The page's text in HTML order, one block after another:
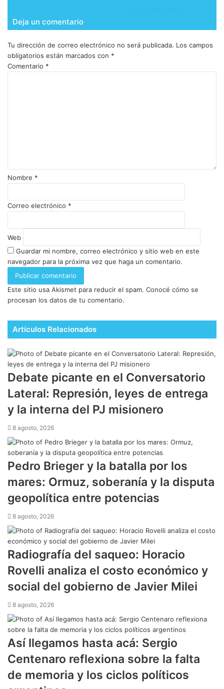
Deja un comentario
Tu dirección de correo electrónico no será publicada. Los campos
obligatorios están marcados con *
Comentario *
Nombre *
Correo electrónico *
Web
Guardar mi nombre, correo electrónico y sitio web en este
navegador para la próxima vez que haga un comentario.
Este sitio usa Akismet para reducir el spam. Conocé cómo se
procesan los datos de tu comentario.
Artículos Relacionados
Debate picante en el Conversatorio
Lateral: Represión, leyes de entrega
y la interna del PJ misionero
8 agosto, 2026
Pedro Brieger y la batalla por los
mares: Ormuz, soberanía y la disputa
geopolítica entre potencias
8 agosto, 2026
Radiografía del saqueo: Horacio
Rovelli analiza el costo económico y
social del gobierno de Javier Milei
8 agosto, 2026
Así llegamos hasta acá: Sergio
Centenaro reflexiona sobre la falta
de memoria y los ciclos políticos